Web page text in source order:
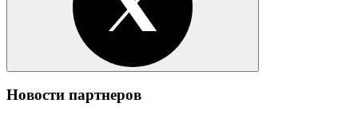
Новости партнеров